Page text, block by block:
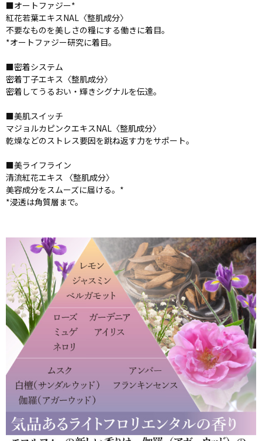
■オートファジー*
紅花若葉エキスNAL〈整肌成分〉
不要なものを美しさの糧にする働きに着目。
*オートファジー研究に着目。
■密着システム
密着丁子エキス〈整肌成分〉
密着してうるおい・輝きシグナルを伝達。
■美肌スイッチ
マジョルカピンクエキスNAL〈整肌成分〉
乾燥などのストレス要因を跳ね返す力をサポート。
■美ライフライン
清流紅花エキス 〈整肌成分〉
美容成分をスムーズに届ける。*
*浸透は角質層まで。